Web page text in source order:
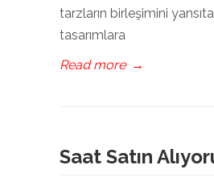
tarzların birleşimini
tasarımlara
Read more →
Saat Satın